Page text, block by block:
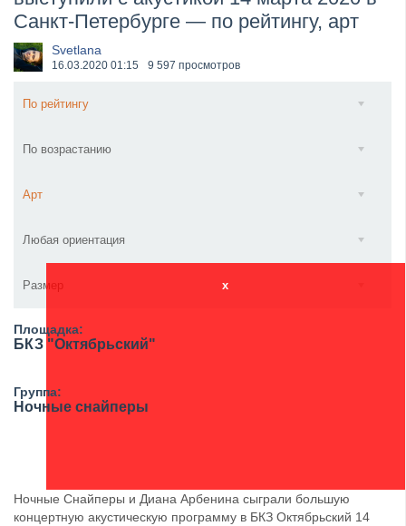
​Wacken Open Air 2027 объявил новую волну участ...
Санкт-Петербурге — по рейтингу, арт
Svetlana
16.03.2020 01:15 9 597 просмотров
По рейтингу
По возрастанию
Арт
Любая ориентация
Размер x
Площадка:
БКЗ "Октябрьский"
Группа:
Ночные снайперы
Ночные Снайперы и Диана Арбенина сыграли большую
концертную акустическую программу в БКЗ Октябрьский 14